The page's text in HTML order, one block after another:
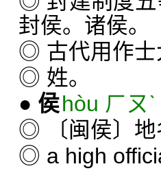
封侯。诸侯。
◎ 古代用作士
◎ 姓。
● 侯hòu ㄏㄡˋ
◎ 〔闽侯〕地
◎ a high